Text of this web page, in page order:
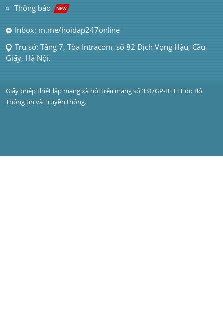
Thông báo NEW
Inbox: m.me/hoidap247online
Trụ sở: Tầng 7, Tòa Intracom, số 82 Dịch Vọng Hậu, Cầu
Giấy, Hà Nội.
Giấy phép thiết lập mạng xã hội trên mạng số 331/GP-BTTTT do Bộ
Thông tin và Truyền thông.